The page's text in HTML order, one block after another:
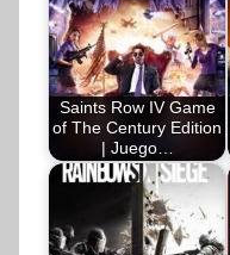
Saints Row IV Game
of The Century Edition
| Juego…